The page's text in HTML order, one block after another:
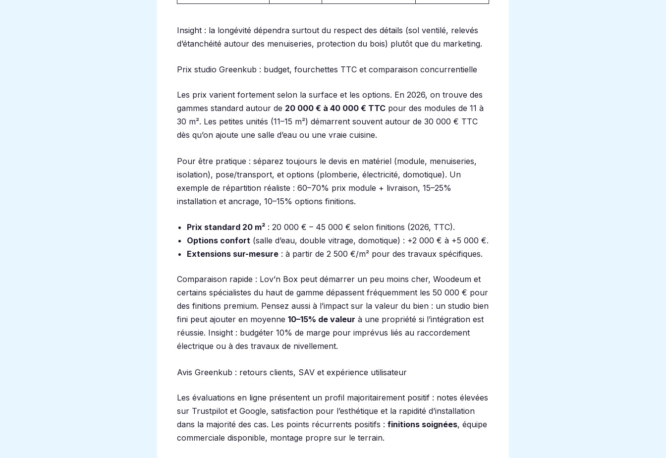
Insight : la longévité dépendra surtout du respect des détails (sol ventilé, relevés
d’étanchéité autour des menuiseries, protection du bois) plutôt que du marketing.
Prix studio Greenkub : budget, fourchettes TTC et comparaison concurrentielle
Les prix varient fortement selon la surface et les options. En 2026, on trouve des
gammes standard autour de 20 000 € à 40 000 € TTC pour des modules de 11 à
30 m². Les petites unités (11–15 m²) démarrent souvent autour de 30 000 € TTC
dès qu’on ajoute une salle d’eau ou une vraie cuisine.
Pour être pratique : séparez toujours le devis en matériel (module, menuiseries,
isolation), pose/transport, et options (plomberie, électricité, domotique). Un
exemple de répartition réaliste : 60–70% prix module + livraison, 15–25%
installation et ancrage, 10–15% options finitions.
Prix standard 20 m² : 20 000 € – 45 000 € selon finitions (2026, TTC).
Options confort (salle d’eau, double vitrage, domotique) : +2 000 € à +5 000 €.
Extensions sur-mesure : à partir de 2 500 €/m² pour des travaux spécifiques.
Comparaison rapide : Lov’n Box peut démarrer un peu moins cher, Woodeum et
certains spécialistes du haut de gamme dépassent fréquemment les 50 000 € pour
des finitions premium. Pensez aussi à l’impact sur la valeur du bien : un studio bien
fini peut ajouter en moyenne 10–15% de valeur à une propriété si l’intégration est
réussie. Insight : budgéter 10% de marge pour imprévus liés au raccordement
électrique ou à des travaux de nivellement.
Avis Greenkub : retours clients, SAV et expérience utilisateur
Les évaluations en ligne présentent un profil majoritairement positif : notes élevées
sur Trustpilot et Google, satisfaction pour l’esthétique et la rapidité d’installation
dans la majorité des cas. Les points récurrents positifs : finitions soignées, équipe
commerciale disponible, montage propre sur le terrain.